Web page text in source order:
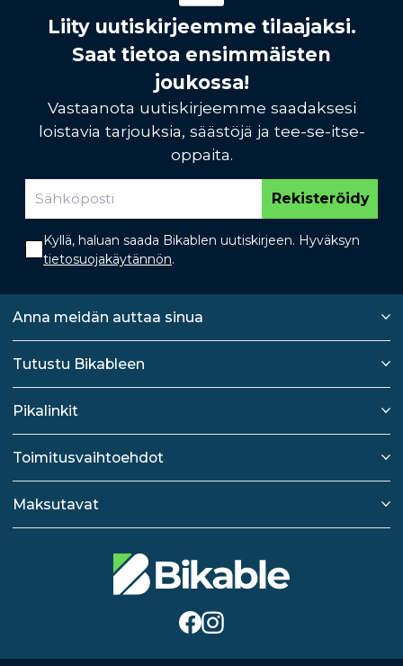
Liity uutiskirjeemme tilaajaksi.
Saat tietoa ensimmäisten
joukossa!
Vastaanota uutiskirjeemme saadaksesi
loistavia tarjouksia, säästöjä ja tee-se-itse-
oppaita.
Rekisteröidy
Kyllä, haluan saada Bikablen uutiskirjeen. Hyväksyn
tietosuojakäytännön.
Anna meidän auttaa sinua
Tutustu Bikableen
Pikalinkit
Toimitusvaihtoehdot
Maksutavat